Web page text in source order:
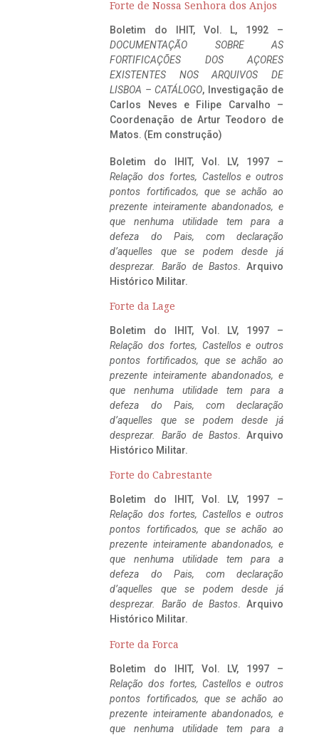
Forte de Nossa Senhora dos Anjos
Boletim do IHIT, Vol. L, 1992 –
DOCUMENTAÇÃO SOBRE AS
FORTIFICAÇÕES DOS AÇORES
EXISTENTES NOS ARQUIVOS DE
LISBOA – CATÁLOGO, Investigação de
Carlos Neves e Filipe Carvalho –
Coordenação de Artur Teodoro de
Matos. (Em construção)
Boletim do IHIT, Vol. LV, 1997 –
Relação dos fortes, Castellos e outros
pontos fortificados, que se achão ao
prezente inteiramente abandonados, e
que nenhuma utilidade tem para a
defeza do Pais, com declaração
d’aquelles que se podem desde já
desprezar. Barão de Bastos. Arquivo
Histórico Militar.
Forte da Lage
Boletim do IHIT, Vol. LV, 1997 –
Relação dos fortes, Castellos e outros
pontos fortificados, que se achão ao
prezente inteiramente abandonados, e
que nenhuma utilidade tem para a
defeza do Pais, com declaração
d’aquelles que se podem desde já
desprezar. Barão de Bastos. Arquivo
Histórico Militar.
Forte do Cabrestante
Boletim do IHIT, Vol. LV, 1997 –
Relação dos fortes, Castellos e outros
pontos fortificados, que se achão ao
prezente inteiramente abandonados, e
que nenhuma utilidade tem para a
defeza do Pais, com declaração
d’aquelles que se podem desde já
desprezar. Barão de Bastos. Arquivo
Histórico Militar.
Forte da Forca
Boletim do IHIT, Vol. LV, 1997 –
Relação dos fortes, Castellos e outros
pontos fortificados, que se achão ao
prezente inteiramente abandonados, e
que nenhuma utilidade tem para a